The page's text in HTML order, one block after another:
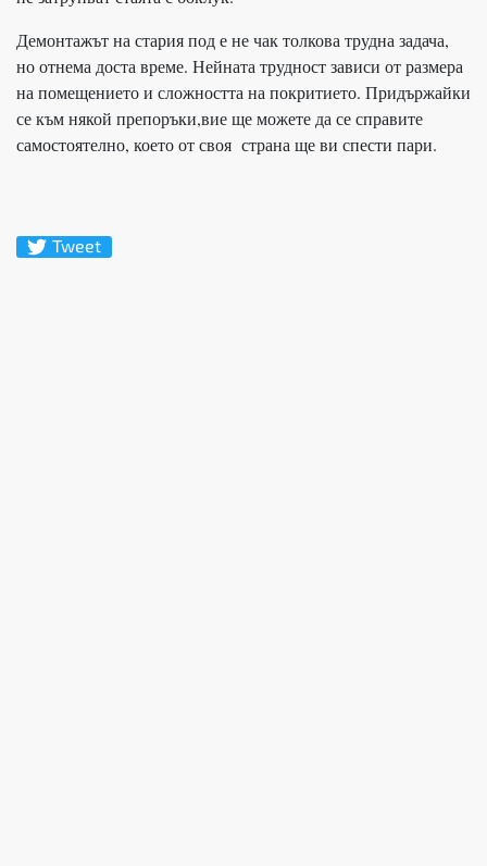
Демонтажът на стария под е не чак толкова трудна задача,
но отнема доста време. Нейната трудност зависи от размера
на помещението и сложността на покритието. Придържайки
се към някой препоръки,вие ще можете да се справите
самостоятелно, което от своя страна ще ви спести пари.
Tweet